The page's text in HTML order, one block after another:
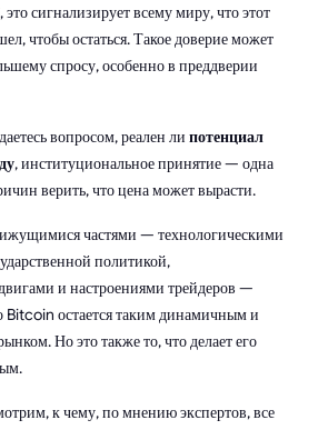
сигнализирует всему миру, что этот
чтобы остаться. Такое доверие может
спросу, особенно в преддверии
вопросом, реален ли потенциал
, институциональное принятие — одна
верить, что цена может вырасти.
частями — технологическими
политикой,
и настроениями трейдеров —
Bitcoin остается таким динамичным и
Но это также то, что делает его
к чему, по мнению экспертов, все